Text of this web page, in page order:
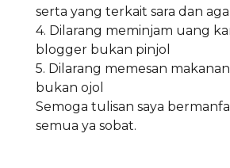
serta yang terkait sara dan
4. Dilarang meminjam uang
blogger bukan pinjol
5. Dilarang memesan
bukan ojol
Semoga tulisan saya
semua ya sobat.